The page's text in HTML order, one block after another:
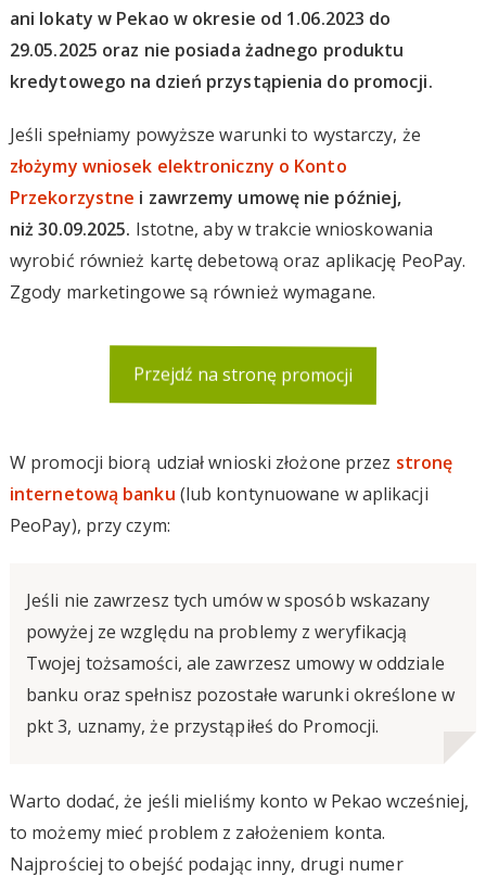
ani lokaty w Pekao w okresie od 1.06.2023 do
29.05.2025 oraz nie posiada żadnego produktu
kredytowego na dzień przystąpienia do promocji.
Jeśli spełniamy powyższe warunki to wystarczy, że
złożymy wniosek elektroniczny o Konto
Przekorzystne i zawrzemy umowę nie później,
niż 30.09.2025. Istotne, aby w trakcie wnioskowania
wyrobić również kartę debetową oraz aplikację PeoPay.
Zgody marketingowe są również wymagane.
Przejdź na stronę promocji
W promocji biorą udział wnioski złożone przez stronę
internetową banku (lub kontynuowane w aplikacji
PeoPay), przy czym:
Jeśli nie zawrzesz tych umów w sposób wskazany
powyżej ze względu na problemy z weryfikacją
Twojej tożsamości, ale zawrzesz umowy w oddziale
banku oraz spełnisz pozostałe warunki określone w
pkt 3, uznamy, że przystąpiłeś do Promocji.
Warto dodać, że jeśli mieliśmy konto w Pekao wcześniej,
to możemy mieć problem z założeniem konta.
Najprościej to obejść podając inny, drugi numer